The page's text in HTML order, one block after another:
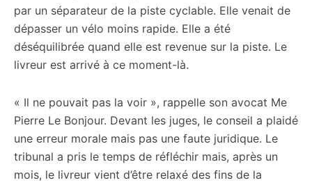
par un séparateur de la piste cyclable. Elle venait de
dépasser un vélo moins rapide. Elle a été
déséquilibrée quand elle est revenue sur la piste. Le
livreur est arrivé à ce moment-là.
« Il ne pouvait pas la voir », rappelle son avocat Me
Pierre Le Bonjour. Devant les juges, le conseil a plaidé
une erreur morale mais pas une faute juridique. Le
tribunal a pris le temps de réfléchir mais, après un
mois, le livreur vient d’être relaxé des fins de la